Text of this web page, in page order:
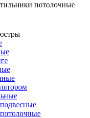
потолочные